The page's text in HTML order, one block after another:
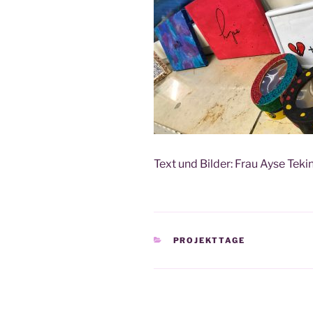
Text und Bil­der: Frau Ayse
KATEGORIEN
PROJEKTTAGE